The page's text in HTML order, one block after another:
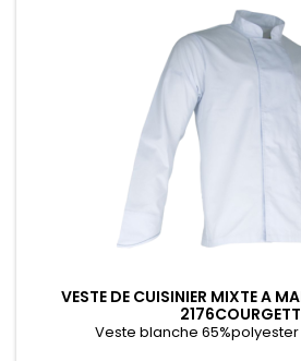
VESTE DE CUISINIER MIXTE A
Veste blanche